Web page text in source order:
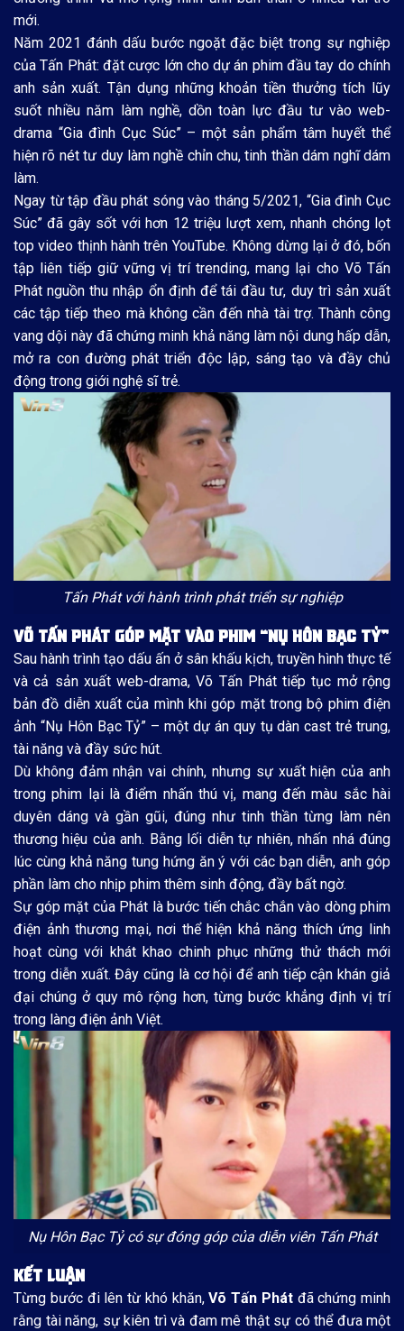
mới.
Năm 2021 đánh dấu bước ngoặt đặc biệt trong sự nghiệp
của Tấn Phát: đặt cược lớn cho dự án phim đầu tay do chính
anh sản xuất. Tận dụng những khoản tiền thưởng tích lũy
suốt nhiều năm làm nghề, dồn toàn lực đầu tư vào web-
drama “Gia đình Cục Súc” – một sản phẩm tâm huyết thể
hiện rõ nét tư duy làm nghề chỉn chu, tinh thần dám nghĩ dám
làm.
Ngay từ tập đầu phát sóng vào tháng 5/2021, “Gia đình Cục
Súc” đã gây sốt với hơn 12 triệu lượt xem, nhanh chóng lọt
top video thịnh hành trên YouTube. Không dừng lại ở đó, bốn
tập liên tiếp giữ vững vị trí trending, mang lại cho Võ Tấn
Phát nguồn thu nhập ổn định để tái đầu tư, duy trì sản xuất
các tập tiếp theo mà không cần đến nhà tài trợ. Thành công
vang dội này đã chứng minh khả năng làm nội dung hấp dẫn,
mở ra con đường phát triển độc lập, sáng tạo và đầy chủ
động trong giới nghệ sĩ trẻ.
Tấn Phát với hành trình phát triển sự nghiệp
VÕ TẤN PHÁT GÓP MẶT VÀO PHIM “NỤ HÔN BẠC TỶ”
Sau hành trình tạo dấu ấn ở sân khấu kịch, truyền hình thực tế
và cả sản xuất web-drama, Võ Tấn Phát tiếp tục mở rộng
bản đồ diễn xuất của mình khi góp mặt trong bộ phim điện
ảnh “Nụ Hôn Bạc Tỷ” – một dự án quy tụ dàn cast trẻ trung,
tài năng và đầy sức hút.
Dù không đảm nhận vai chính, nhưng sự xuất hiện của anh
trong phim lại là điểm nhấn thú vị, mang đến màu sắc hài
duyên dáng và gần gũi, đúng như tinh thần từng làm nên
thương hiệu của anh. Bằng lối diễn tự nhiên, nhấn nhá đúng
lúc cùng khả năng tung hứng ăn ý với các bạn diễn, anh góp
phần làm cho nhịp phim thêm sinh động, đầy bất ngờ.
Sự góp mặt của Phát là bước tiến chắc chắn vào dòng phim
điện ảnh thương mại, nơi thể hiện khả năng thích ứng linh
hoạt cùng với khát khao chinh phục những thử thách mới
trong diễn xuất. Đây cũng là cơ hội để anh tiếp cận khán giả
đại chúng ở quy mô rộng hơn, từng bước khẳng định vị trí
trong làng điện ảnh Việt.
Nụ Hôn Bạc Tỷ có sự đóng góp của diễn viên Tấn Phát
KẾT LUẬN
Từng bước đi lên từ khó khăn,Võ Tấn Phátđã chứng minh
rằng tài năng, sự kiên trì và đam mê thật sự có thể đưa một